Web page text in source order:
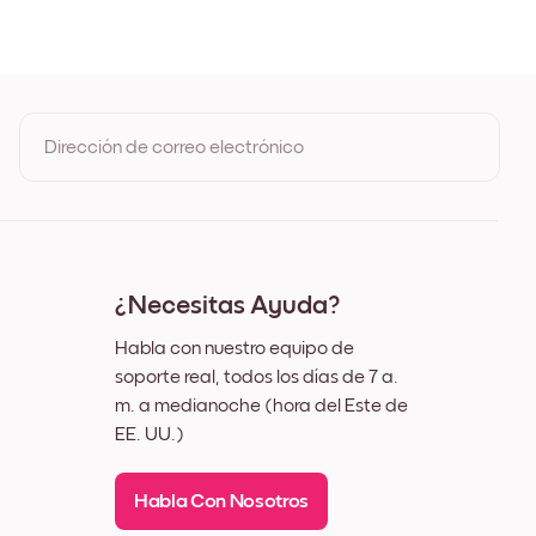
Dirección de correo electrónico
¿Necesitas Ayuda?
Habla con nuestro equipo de
soporte real, todos los días de 7 a.
m. a medianoche (hora del Este de
EE. UU.)
Habla Con Nosotros